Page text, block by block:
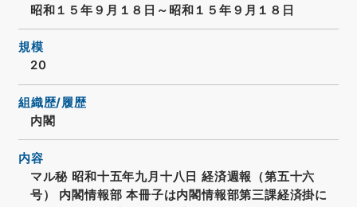
昭和１５年９月１８日～昭和１５年９月１８日
規模
20
組織歴/履歴
内閣
内容
マル秘 昭和十五年九月十八日 経済週報（第五十六
号） 内閣情報部 本冊子は内閣情報部第三課経済掛に